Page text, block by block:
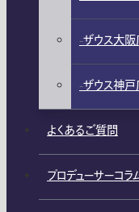
ザウス大
ザウス神戸
よくあるご質問
プロデューサーコラ